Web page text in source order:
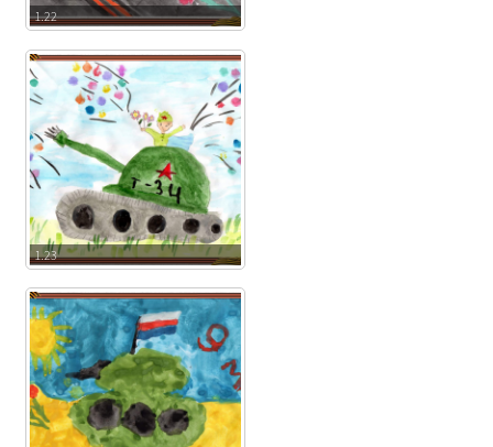
1.22
1.23